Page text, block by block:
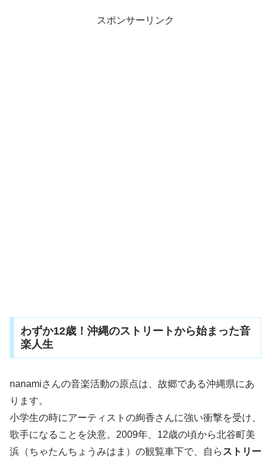
スポンサーリンク
わずか12歳！沖縄のストリートから始まった音
楽人生
nanamiさんの音楽活動の原点は、故郷である沖縄県にあ
ります。
小学生の時にアーティストの絢香さんに強い衝撃を受け、
歌手になることを決意。2009年、12歳の頃から北谷町美
浜（ちゃたんちょうみはま）の観覧車下で、自ら ストリー